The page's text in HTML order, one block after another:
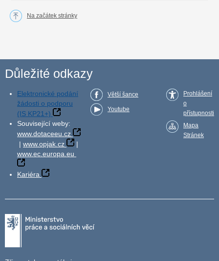
Na začátek stránky
Důležité odkazy
Elektronické podání
žádosti o podporu
(IS KP21+)
Související weby:
www.dotaceeu.cz
| www.opjak.cz
|
www.ec.europa.eu
Kariéra
Větší šance
Youtube
Prohlášení
o
přístupnosti
Mapa
Stránek